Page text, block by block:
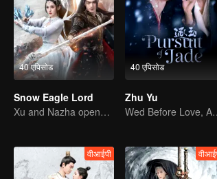
40 एपिसोड
Snow Eagle Lord
Xu and Nazha opens the world of hot-blooded transcendence
40 एपिसोड
Zhu Yu
Wed Before
वीआईपी